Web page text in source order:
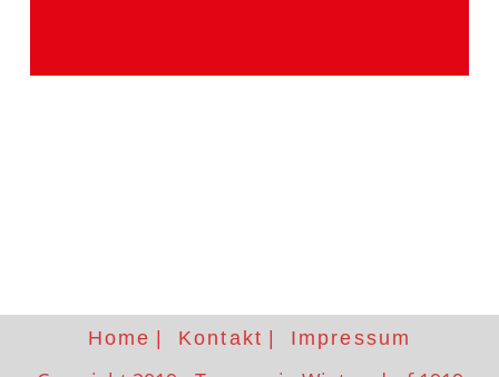
Home Kontakt Impressum